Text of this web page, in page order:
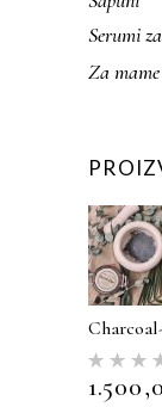
Serumi
Za
od 5